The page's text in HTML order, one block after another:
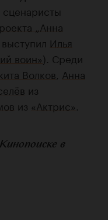
сценаристы
„Анна
Илья
воин»). Среди
Волков Анна
из
из «Актрис»
в